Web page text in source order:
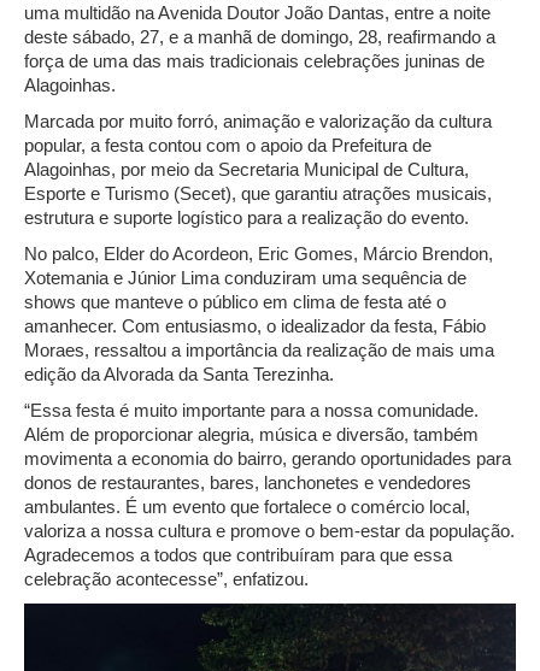
uma multidão na Avenida Doutor João Dantas, entre a noite
deste sábado, 27, e a manhã de domingo, 28, reafirmando a
força de uma das mais tradicionais celebrações juninas de
Alagoinhas.
Marcada por muito forró, animação e valorização da cultura
popular, a festa contou com o apoio da Prefeitura de
Alagoinhas, por meio da Secretaria Municipal de Cultura,
Esporte e Turismo (Secet), que garantiu atrações musicais,
estrutura e suporte logístico para a realização do evento.
No palco, Elder do Acordeon, Eric Gomes, Márcio Brendon,
Xotemania e Júnior Lima conduziram uma sequência de
shows que manteve o público em clima de festa até o
amanhecer. Com entusiasmo, o idealizador da festa, Fábio
Moraes, ressaltou a importância da realização de mais uma
edição da Alvorada da Santa Terezinha.
“Essa festa é muito importante para a nossa comunidade.
Além de proporcionar alegria, música e diversão, também
movimenta a economia do bairro, gerando oportunidades para
donos de restaurantes, bares, lanchonetes e vendedores
ambulantes. É um evento que fortalece o comércio local,
valoriza a nossa cultura e promove o bem-estar da população.
Agradecemos a todos que contribuíram para que essa
celebração acontecesse”, enfatizou.